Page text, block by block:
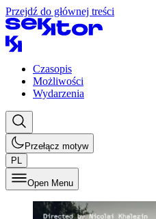
Przejdź do głównej treści
Czasopis
Możliwości
Wydarzenia
Przełącz motyw
PL
Open Menu